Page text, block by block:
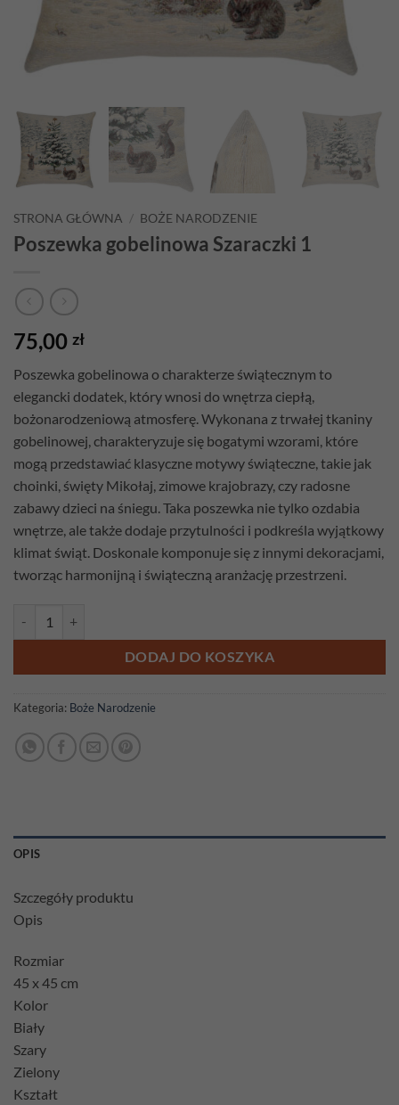
STRONA GŁÓWNA / BOŻE NARODZENIE
Poszewka gobelinowa Szaraczki 1
75,00 zł
Poszewka gobelinowa o charakterze świątecznym to
elegancki dodatek, który wnosi do wnętrza ciepłą,
bożonarodzeniową atmosferę. Wykonana z trwałej tkaniny
gobelinowej, charakteryzuje się bogatymi wzorami, które
mogą przedstawiać klasyczne motywy świąteczne, takie jak
choinki, święty Mikołaj, zimowe krajobrazy, czy radosne
zabawy dzieci na śniegu. Taka poszewka nie tylko ozdabia
wnętrze, ale także dodaje przytulności i podkreśla wyjątkowy
klimat świąt. Doskonale komponuje się z innymi dekoracjami,
tworząc harmonijną i świąteczną aranżację przestrzeni.
DODAJ DO KOSZYKA
Kategoria: Boże Narodzenie
OPIS
Szczegóły produktu
Opis
Rozmiar
45 x 45 cm
Kolor
Biały
Szary
Zielony
Kształt